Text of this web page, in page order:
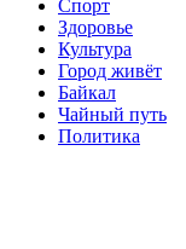
Cпорт
Здоровье
Культура
Город живёт
Байкал
Чайный путь
Политика